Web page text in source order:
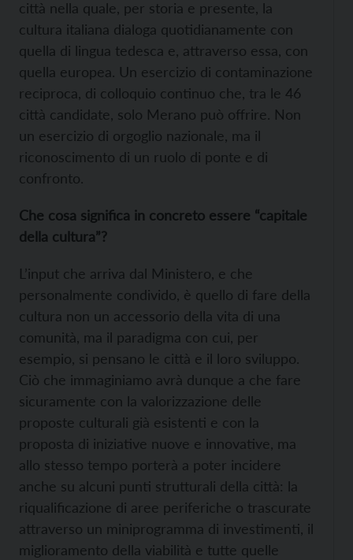
città nella quale, per storia e presente, la
cultura italiana dialoga quotidianamente con
quella di lingua tedesca e, attraverso essa, con
quella europea. Un esercizio di contaminazione
reciproca, di colloquio continuo che, tra le 46
città candidate, solo Merano può offrire. Non
un esercizio di orgoglio nazionale, ma il
riconoscimento di un ruolo di ponte e di
confronto.
Che cosa significa in concreto essere “capitale
della cultura”?
L’input che arriva dal Ministero, e che
personalmente condivido, è quello di fare della
cultura non un accessorio della vita di una
comunità, ma il paradigma con cui, per
esempio, si pensano le città e il loro sviluppo.
Ciò che immaginiamo avrà dunque a che fare
sicuramente con la valorizzazione delle
proposte culturali già esistenti e con la
proposta di iniziative nuove e innovative, ma
allo stesso tempo porterà a poter incidere
anche su alcuni punti strutturali della città: la
riqualificazione di aree periferiche o trascurate
attraverso un miniprogramma di investimenti, il
miglioramento della viabilità e tutte quelle